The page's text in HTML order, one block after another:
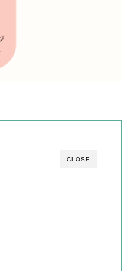
CLOSE